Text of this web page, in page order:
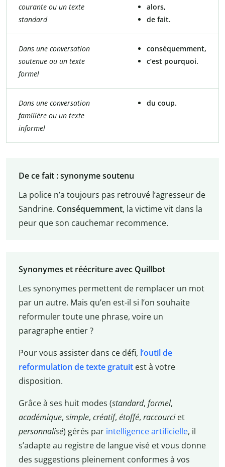
courante ou un texte
standard
alors,
de fait.
Dans une conversation
soutenue ou un texte
formel
conséquemment,
c’est pourquoi.
Dans une conversation
familière ou un texte
informel
du coup.
De ce fait : synonyme soutenu
La police n’a toujours pas retrouvé l’agresseur de
Sandrine. Conséquemment, la victime vit dans la
peur que son cauchemar recommence.
Synonymes et réécriture avec Quillbot
Les synonymes permettent de remplacer un mot
par un autre. Mais qu’en est-il si l’on souhaite
reformuler toute une phrase, voire un
paragraphe entier ?
Pour vous assister dans ce défi, l’outil de
reformulation de texte gratuitest à votre
disposition.
Grâce à ses huit modes (standard, formel,
académique, simple, créatif, étoffé, raccourciet
personnalisé) gérés par intelligence artificielle, il
s’adapte au registre de langue visé et vous donne
des suggestions pleinement conformes à vos